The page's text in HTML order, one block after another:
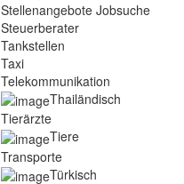
Stellenangebote Jobsuche
Steuerberater
Tankstellen
Taxi
Telekommunikation
Thailändisch
Tierärzte
Tiere
Transporte
Türkisch